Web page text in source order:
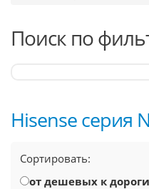
Поиск по
Hisense серия
Сортировать:
от дешевых к